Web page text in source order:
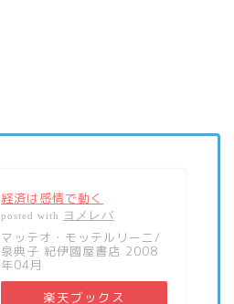
経済は感情で動く
posted with ヨメレバ
マッテオ・モッテルリーニ/
泉典子 紀伊國屋書店 2008
年04月
楽天ブックス